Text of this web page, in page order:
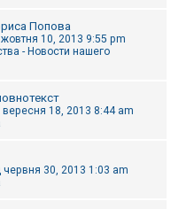
Попова
10, 2013 9:55 pm
- Новости нашего
18, 2013 8:44 am
червня 30, 2013 1:03 am